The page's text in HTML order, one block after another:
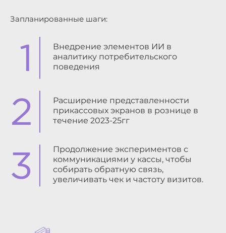
Запланированные шаги:
Внедрение элементов ИИ в
аналитику потребительского
поведения
Расширение представленности
прикассовых экранов в рознице в
течение 2023-25гг
Продолжение экспериментов с
коммуникациями у кассы, чтобы
собирать обратную связь,
увеличивать чек и частоту визитов.